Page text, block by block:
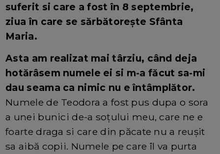
suferit si care a fost în 8 septembrie,
ziua în care se sărbătorește Sfânta
Maria.
Asta am realizat mai târziu, când deja
hotărâsem numele ei si m-a făcut sa-mi
dau seama ca nimic nu e întâmplător.
Numele de Teodora a fost pus dupa o sora
a unei bunici de-a soțului meu, care ne e
foarte draga si care din păcate nu a reușit
sa aibă copii. Numele pe care îl va purta